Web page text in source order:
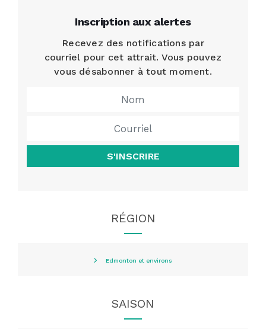
Inscription aux alertes
Recevez des notifications par
courriel pour cet attrait. Vous pouvez
vous désabonner à tout moment.
S'INSCRIRE
RÉGION
Edmonton et environs
SAISON